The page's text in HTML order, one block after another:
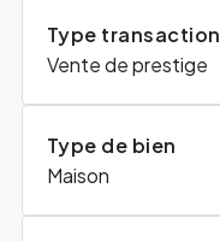
Type transaction
Vente de prestige
Type de bien
Maison